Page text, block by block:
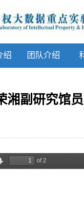
绍 团队介绍
湘副研究馆